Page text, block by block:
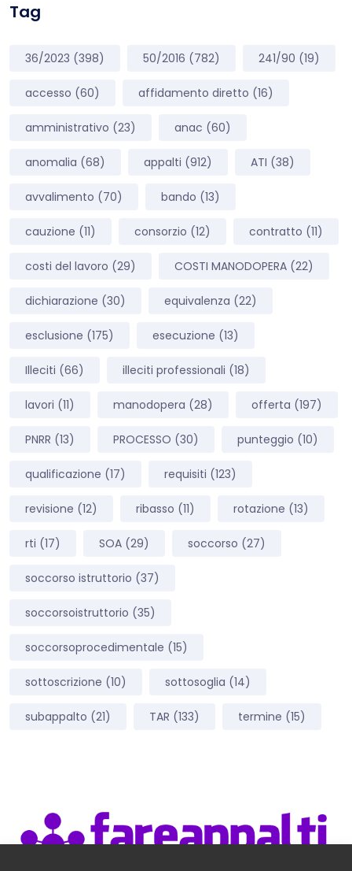
Tag
36/2023 (398) 50/2016 (782) 241/90 (19)
accesso (60) affidamento diretto (16)
amministrativo (23) anac (60)
anomalia (68) appalti (912) ATI (38)
avvalimento (70) bando (13)
cauzione (11) consorzio (12) contratto (11)
costi del lavoro (29) COSTI MANODOPERA (22)
dichiarazione (30) equivalenza (22)
esclusione (175) esecuzione (13)
Illeciti (66) illeciti professionali (18)
lavori (11) manodopera (28) offerta (197)
PNRR (13) PROCESSO (30) punteggio (10)
qualificazione (17) requisiti (123)
revisione (12) ribasso (11) rotazione (13)
rti (17) SOA (29) soccorso (27)
soccorso istruttorio (37)
soccorsoistruttorio (35)
soccorsoprocedimentale (15)
sottoscrizione (10) sottosoglia (14)
subappalto (21) TAR (133) termine (15)